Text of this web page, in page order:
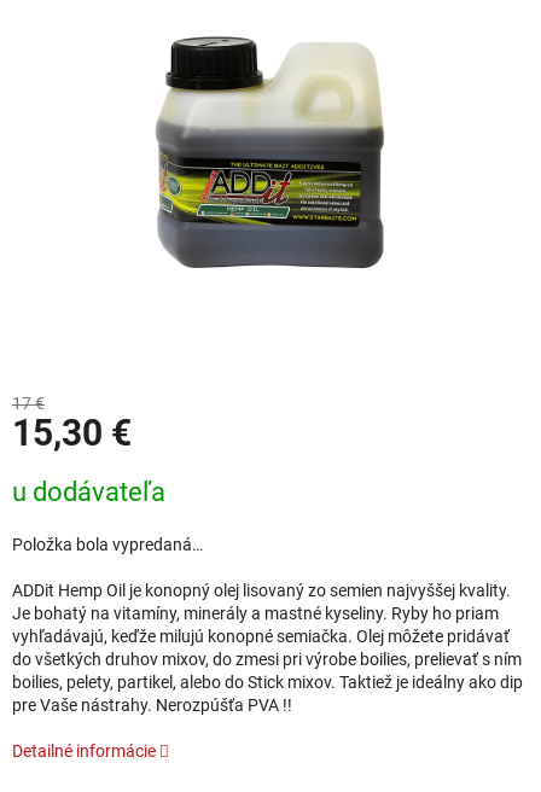
17 €
15,30 €
u dodávateľa
Položka bola vypredaná…
ADDit Hemp Oil je konopný olej lisovaný zo semien najvyššej kvality.
Je bohatý na vitamíny, minerály a mastné kyseliny. Ryby ho priam
vyhľadávajú, keďže milujú konopné semiačka. Olej môžete pridávať
do všetkých druhov mixov, do zmesi pri výrobe boilies, prelievať s ním
boilies, pelety, partikel, alebo do Stick mixov. Taktiež je ideálny ako dip
pre Vaše nástrahy. Nerozpúšťa PVA !!
Detailné informácie